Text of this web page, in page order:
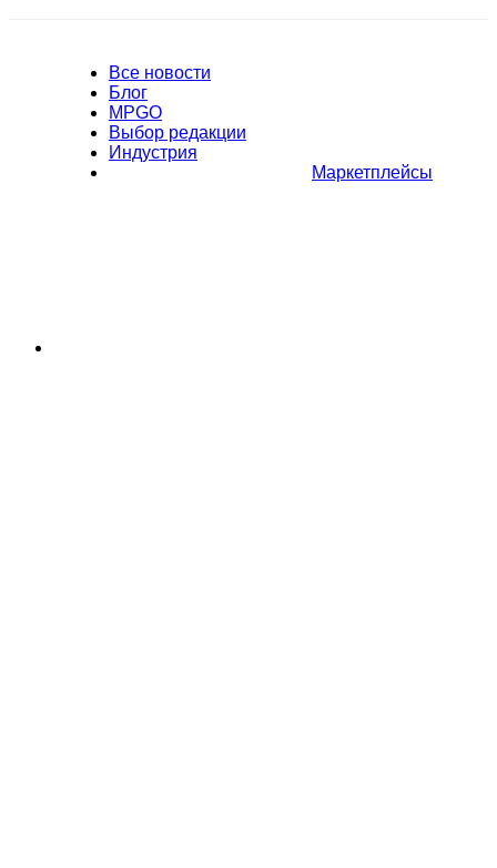
Все новости
Блог
MPGO
Выбор редакции
Индустрия
Маркетплейсы